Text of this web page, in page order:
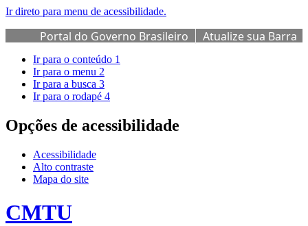
Ir direto para menu de acessibilidade.
Portal do Governo Brasileiro
Atualize sua Barra
de Governo
Ir para o conteúdo 1
Ir para o menu 2
Ir para a busca 3
Ir para o rodapé 4
Opções de acessibilidade
Acessibilidade
Alto contraste
Mapa do site
CMTU